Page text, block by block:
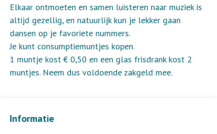
Informatie
Elkaar ontmoeten en samen luisteren naar muziek is
altijd gezellig, en natuurlijk kun je lekker gaan
dansen op je favoriete nummers.
Je kunt consumptiemuntjes kopen.
1 muntje kost € 0,50 en een glas frisdrank kost 2
muntjes. Neem dus voldoende zakgeld mee.